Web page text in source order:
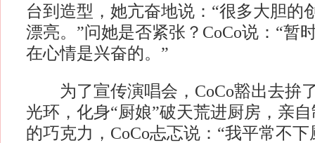
台到造型，她亢奋地说：“很多大胆的
漂亮。”问她是否紧张？CoCo说：“暂
在心情是兴奋的。”
为了宣传演唱会，CoCo豁出去拚
光环，化身“厨娘”破天荒进厨房，亲
的巧克力，CoCo忐忑说：“我平常不